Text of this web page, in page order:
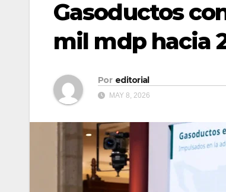
Gasoductos
mil mdp hacia
Por editorial
MAY 8, 2026